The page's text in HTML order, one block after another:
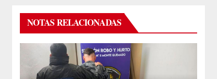
NOTAS RELACIONADAS